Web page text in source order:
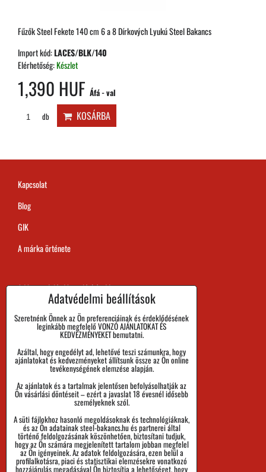
Fűzők Steel Fekete 140 cm 6 a 8 Dírkových Lyukú Steel Bakancs
Import kód:LACES/BLK/140
Elérhetőség:Készlet
1,390 HUF Áfá - val
db KOSÁRBA
Kapcsolat
Blog
GIK
A márka örténete
A Megrendelés Megvalósítási Ideje
Áru visszaadása és Reklamáció
Méret
Személyes adatok védelme
Küldemények nyomon követése
Adatvédelmi beállítások
Szeretnénk Önnek az Ön preferenciáinak és érdeklődésének
leginkább megfelelő VONZÓ AJÁNLATOKAT ÉS
KEDVEZMÉNYEKET bemutatni.
Azáltal, hogy engedélyt ad, lehetővé teszi számunkra, hogy
ajánlatokat és kedvezményeket állítsunk össze az Ön online
tevékenységének elemzése alapján.
Az ajánlatok és a tartalmak jelentősen befolyásolhatják az
Ön vásárlási döntéseit – ezért a javaslat 18 évesnél idősebb
személyeknek szól.
A süti fájlokhoz hasonló megoldásoknak és technológiáknak,
és az Ön adatainak steel-bakancs.hu és partnerei által
történő feldolgozásának köszönhetően, biztosítani tudjuk,
hogy az Ön számára megjelenített tartalom jobban megfelel
az Ön igényeinek. Az adatok feldolgozására, ezen belül a
profilalkotásra, piaci és statisztikai elemzésekre vonatkozó
hozzájárulás megadásával Ön biztosítja a lehetőséget, hogy